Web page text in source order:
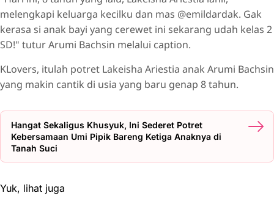
melengkapi keluarga kecilku dan mas @emildardak. Gak
kerasa si anak bayi yang cerewet ini sekarang udah kelas 2
SD!" tutur Arumi Bachsin melalui caption.
KLovers, itulah potret Lakeisha Ariestia anak Arumi Bachsin
yang makin cantik di usia yang baru genap 8 tahun.
Hangat Sekaligus Khusyuk, Ini Sederet Potret
Kebersamaan Umi Pipik Bareng Ketiga Anaknya di
Tanah Suci
Yuk, lihat juga